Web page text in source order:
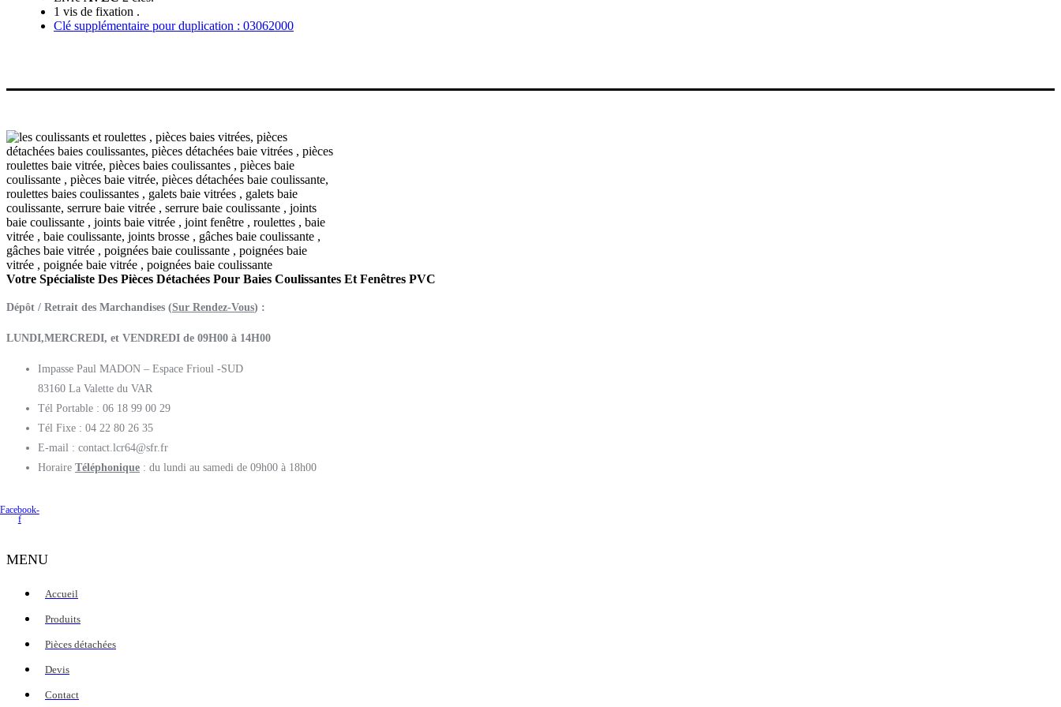
1 vis de fixation .
Clé supplémentaire pour duplication : 03062000
Votre Spécialiste Des Pièces Détachées Pour Baies Coulissantes Et Fenêtres PVC
Dépôt / Retrait des Marchandises (Sur Rendez-Vous) :
LUNDI,MERCREDI, et VENDREDI de 09H00 à 14H00
Impasse Paul MADON – Espace Frioul -SUD
83160 La Valette du VAR
Tél Portable : 06 18 99 00 29
Tél Fixe : 04 22 80 26 35
E-mail : contact.lcr64@sfr.fr
Horaire Téléphonique : du lundi au samedi de 09h00 à 18h00
Facebook-
f
MENU
Accueil
Produits
Pièces détachées
Devis
Contact